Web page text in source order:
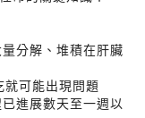
分解、堆積在肝臟
可能出現問題
進展數天至一週以